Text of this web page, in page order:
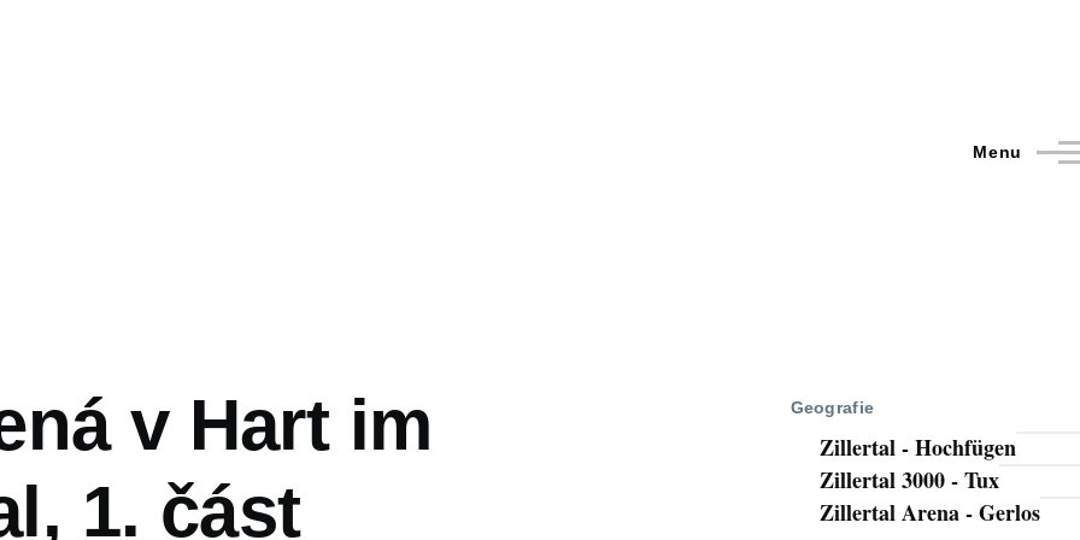
Menu
v Hart im
1. část
Geografie
Zillertal - Hochfügen
Zillertal 3000 - Tux
Zillertal Arena - Gerlos